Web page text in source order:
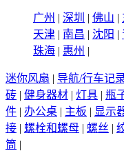
广州 | 深圳 | 佛山 |
天津 | 南昌 | 沈阳 |
珠海 | 惠州 |
迷你风扇 | 导航/行车记
砖 | 健身器材 | 灯具 | 瓶
件 | 办公桌 | 主板 | 显示
接 | 螺栓和螺母 | 螺丝 |
筒 |